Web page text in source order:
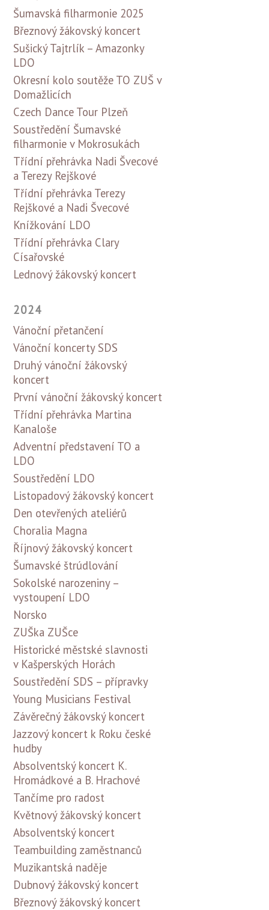
Šumavská filharmonie 2025
Březnový žákovský koncert
Sušický Tajtrlík – Amazonky
LDO
Okresní kolo soutěže TO ZUŠ v
Domažlicích
Czech Dance Tour Plzeň
Soustředění Šumavské
filharmonie v Mokrosukách
Třídní přehrávka Nadi Švecové
a Terezy Rejškové
Třídní přehrávka Terezy
Rejškové a Nadi Švecové
Knížkování LDO
Třídní přehrávka Clary
Císařovské
Lednový žákovský koncert
2024
Vánoční přetančení
Vánoční koncerty SDS
Druhý vánoční žákovský
koncert
První vánoční žákovský koncert
Třídní přehrávka Martina
Kanaloše
Adventní představení TO a
LDO
Soustředění LDO
Listopadový žákovský koncert
Den otevřených ateliérů
Choralia Magna
Říjnový žákovský koncert
Šumavské štrúdlování
Sokolské narozeniny –
vystoupení LDO
Norsko
ZUŠka ZUŠce
Historické městské slavnosti
v Kašperských Horách
Soustředění SDS – přípravky
Young Musicians Festival
Závěrečný žákovský koncert
Jazzový koncert k Roku české
hudby
Absolventský koncert K.
Hromádkové a B. Hrachové
Tančíme pro radost
Květnový žákovský koncert
Absolventský koncert
Teambuilding zaměstnanců
Muzikantská naděje
Dubnový žákovský koncert
Březnový žákovský koncert